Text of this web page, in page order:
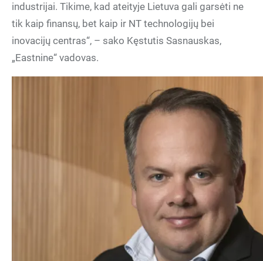
industrijai. Tikime, kad ateityje Lietuva gali garsėti ne
tik kaip finansų, bet kaip ir NT technologijų bei
inovacijų centras“, – sako Kęstutis Sasnauskas,
„Eastnine“ vadovas.